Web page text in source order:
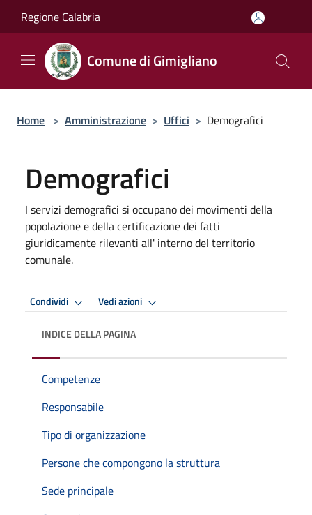
Regione Calabria
Comune di Gimigliano
Home > Amministrazione > Uffici > Demografici
Demografici
I servizi demografici si occupano dei movimenti della
popolazione e della certificazione dei fatti
giuridicamente rilevanti all' interno del territorio
comunale.
Condividi Vedi azioni
INDICE DELLA PAGINA
Competenze
Responsabile
Tipo di organizzazione
Persone che compongono la struttura
Sede principale